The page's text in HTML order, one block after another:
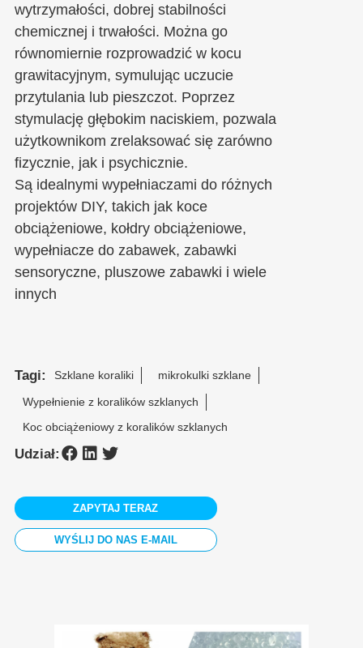
wytrzymałości, dobrej stabilności
chemicznej i trwałości. Można go
równomiernie rozprowadzić w kocu
grawitacyjnym, symulując uczucie
przytulania lub pieszczot. Poprzez
stymulację głębokim naciskiem, pozwala
użytkownikom zrelaksować się zarówno
fizycznie, jak i psychicznie.
Są idealnymi wypełniaczami do różnych
projektów DIY, takich jak koce
obciążeniowe, kołdry obciążeniowe,
wypełniacze do zabawek, zabawki
sensoryczne, pluszowe zabawki i wiele
innych
Tagi: Szklane koraliki mikrokulki szklane
Wypełnienie z koralików szklanych
Koc obciążeniowy z koralików szklanych
Udział:
ZAPYTAJ TERAZ
WYŚLIJ DO NAS E-MAIL